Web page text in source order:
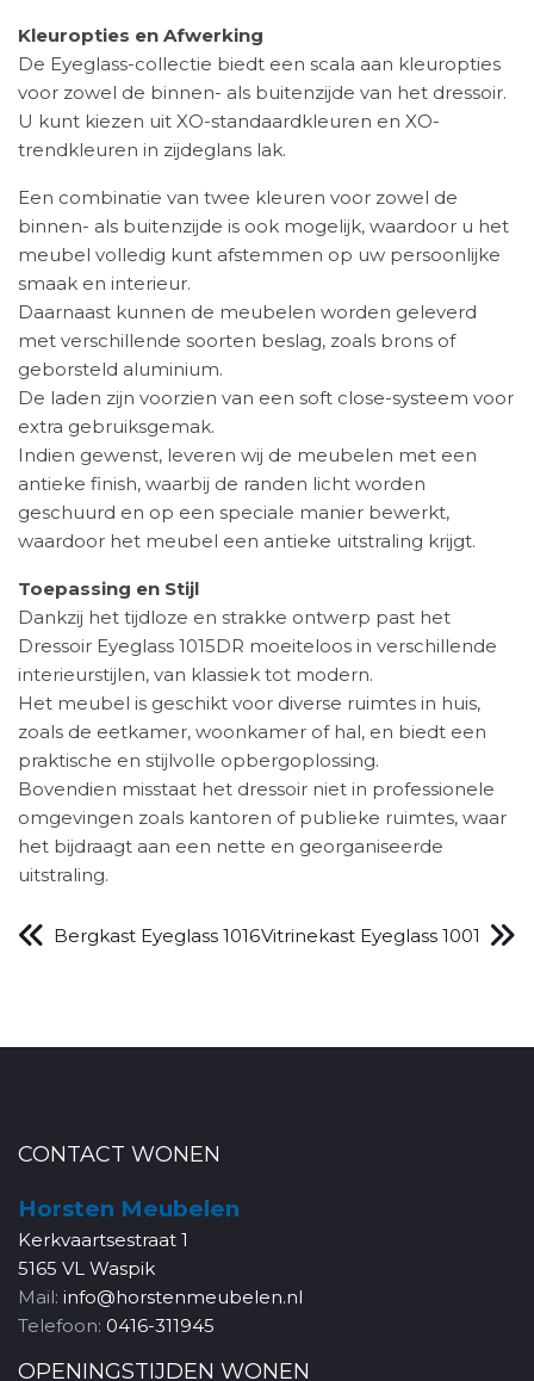
Kleuropties en Afwerking
De Eyeglass-collectie biedt een scala aan kleuropties
voor zowel de binnen- als buitenzijde van het dressoir.
U kunt kiezen uit XO-standaardkleuren en XO-
trendkleuren in zijdeglans lak.
Een combinatie van twee kleuren voor zowel de
binnen- als buitenzijde is ook mogelijk, waardoor u het
meubel volledig kunt afstemmen op uw persoonlijke
smaak en interieur.
Daarnaast kunnen de meubelen worden geleverd
met verschillende soorten beslag, zoals brons of
geborsteld aluminium.
De laden zijn voorzien van een soft close-systeem voor
extra gebruiksgemak.
Indien gewenst, leveren wij de meubelen met een
antieke finish, waarbij de randen licht worden
geschuurd en op een speciale manier bewerkt,
waardoor het meubel een antieke uitstraling krijgt.
Toepassing en Stijl
Dankzij het tijdloze en strakke ontwerp past het
Dressoir Eyeglass 1015DR moeiteloos in verschillende
interieurstijlen, van klassiek tot modern.
Het meubel is geschikt voor diverse ruimtes in huis,
zoals de eetkamer, woonkamer of hal, en biedt een
praktische en stijlvolle opbergoplossing.
Bovendien misstaat het dressoir niet in professionele
omgevingen zoals kantoren of publieke ruimtes, waar
het bijdraagt aan een nette en georganiseerde
uitstraling.
Bergkast Eyeglass 1016Vitrinekast Eyeglass 1001
CONTACT WONEN
Horsten Meubelen
Kerkvaartsestraat 1
5165 VL Waspik
Mail: info@horstenmeubelen.nl
Telefoon: 0416-311945
OPENINGSTIJDEN WONEN